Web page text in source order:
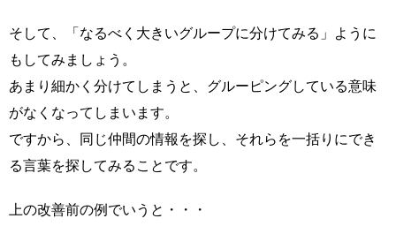
そして、「なるべく大きいグループに分けてみる」ように
もしてみましょう。
あまり細かく分けてしまうと、グルーピングしている意味
がなくなってしまいます。
ですから、同じ仲間の情報を探し、それらを一括りにでき
る言葉を探してみることです。
上の改善前の例でいうと・・・